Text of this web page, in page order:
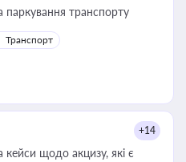
плату за земельні ділянки, за паркування транспорту
Транспорт
+14
щодо акцизу, які є